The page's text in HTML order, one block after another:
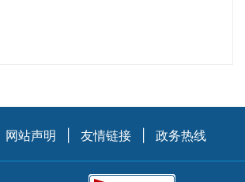
网站声明 友情链接 政务热线